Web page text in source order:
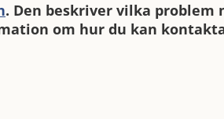
. Den beskriver vilka problem
om hur du kan